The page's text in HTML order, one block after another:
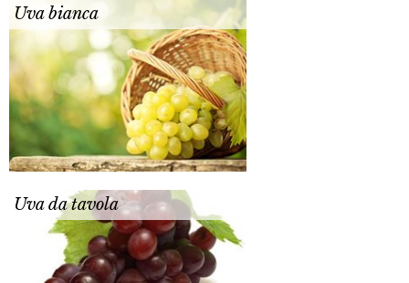
Uva bianca
Uva da tavola